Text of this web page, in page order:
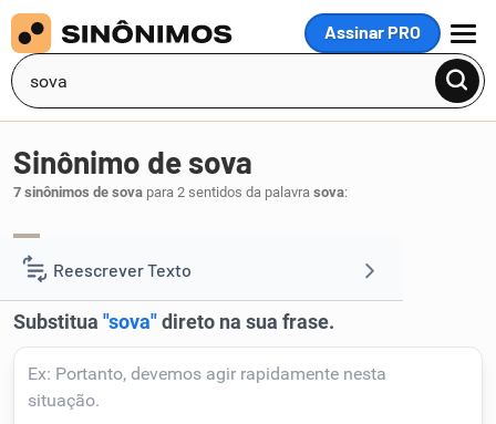
Assinar PRO
MENU
Reescrever Texto
Resumir Texto
Corrigir Texto
Sinônimo de sova
7 sinônimos de sova para 2 sentidos da palavra sova: